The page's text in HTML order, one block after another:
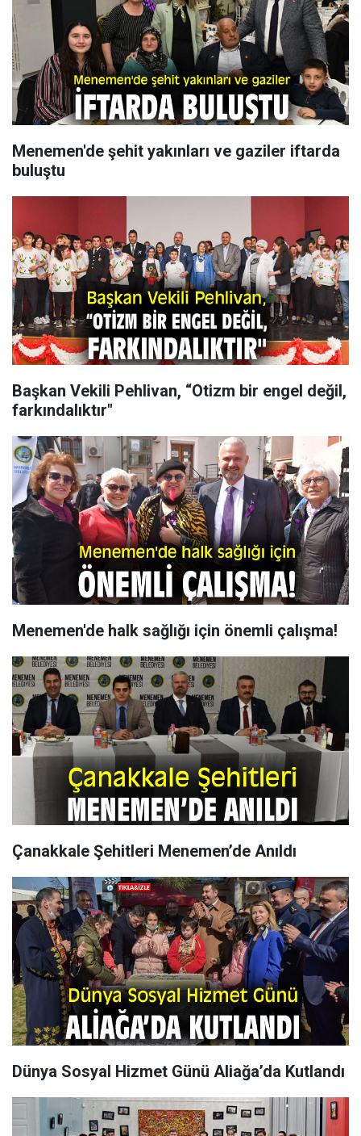
Menemen'de şehit yakınları ve gaziler iftarda
buluştu
Başkan Vekili Pehlivan, “Otizm bir engel değil,
farkındalıktır"
Menemen'de halk sağlığı için önemli çalışma!
Çanakkale Şehitleri Menemen’de Anıldı
Dünya Sosyal Hizmet Günü Aliağa’da Kutlandı